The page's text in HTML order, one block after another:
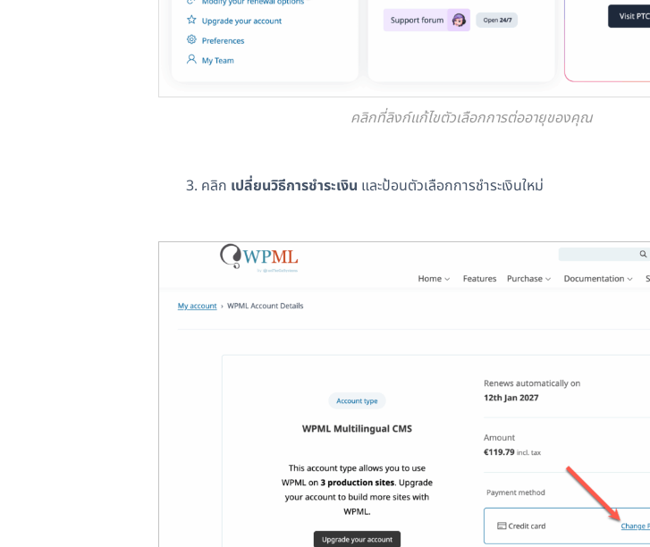
คลิกที่ลิงก์แก้ไขตัวเลือกการต่ออายุของคุณ
คลิก เปลี่ยนวิธีการชำระเงิน และป้อนตัวเลือกการชำระเงินใหม่